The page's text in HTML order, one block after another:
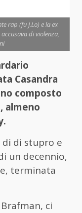
rap (fu J.Lo) e la ex
di violenza,
Casandra
composto
almeno
di di stupro e
un decennio,
terminata
ci